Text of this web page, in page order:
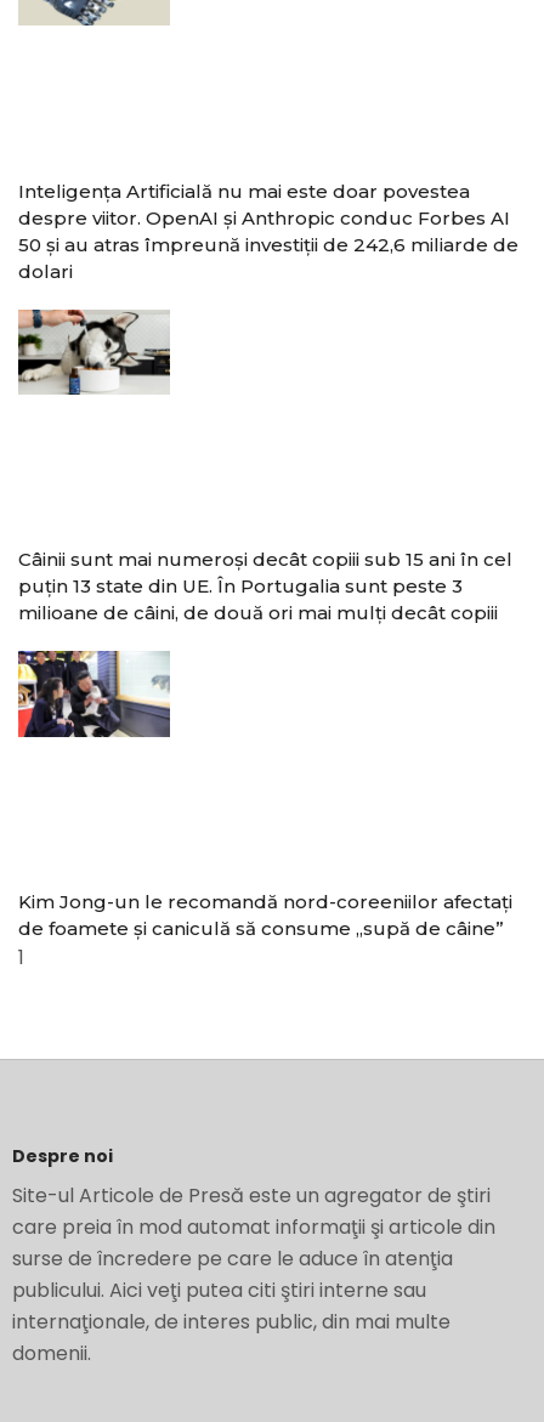
Inteligența Artificială nu mai este doar povestea
despre viitor. OpenAI și Anthropic conduc Forbes AI
50 și au atras împreună investiții de 242,6 miliarde de
dolari
Câinii sunt mai numeroși decât copiii sub 15 ani în cel
puțin 13 state din UE. În Portugalia sunt peste 3
milioane de câini, de două ori mai mulți decât copiii
Kim Jong-un le recomandă nord-coreeniilor afectați
de foamete și caniculă să consume „supă de câine”
Despre noi
Site-ul Articole de Presă este un agregator de ştiri
care preia în mod automat informaţii şi articole din
surse de încredere pe care le aduce în atenţia
publicului. Aici veţi putea citi ştiri interne sau
internaţionale, de interes public, din mai multe
domenii.